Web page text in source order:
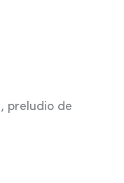
preludio de